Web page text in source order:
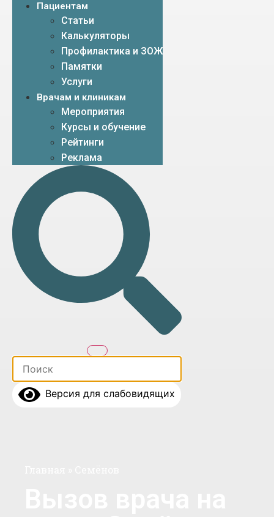
Пациентам
Статьи
Калькуляторы
Профилактика и ЗОЖ
Памятки
Услуги
Врачам и клиникам
Мероприятия
Курсы и обучение
Рейтинги
Реклама
Версия для слабовидящих